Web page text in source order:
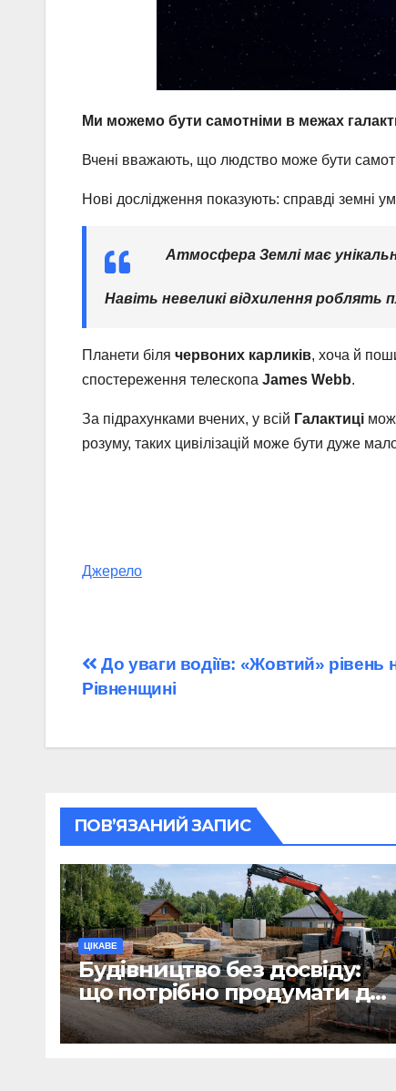
Ми можемо бути самотніми в межах
Вчені вважають, що людство може бути
Нові дослідження показують: справді земні
Атмосфера Землі має
Навіть невеликі відхилення
Планети біля червоних карликів, хоча й
спостереження телескопа James Webb.
За підрахунками вчених, у всій Галактиці
розуму, таких цивілізацій може бути дуже
Джерело
Навігація
записів
До уваги водіїв: «Жовтий» рівень
Рівненщині
ПОВ’ЯЗАНИЙ ЗАПИС
ЦІКАВЕ
Будівництво без досвіду:
що потрібно продумати до
першої доставки на
ділянку